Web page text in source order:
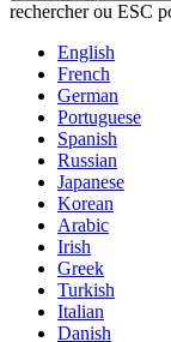
rechercher ou ESC
English
French
German
Portuguese
Spanish
Russian
Japanese
Korean
Arabic
Irish
Greek
Turkish
Italian
Danish